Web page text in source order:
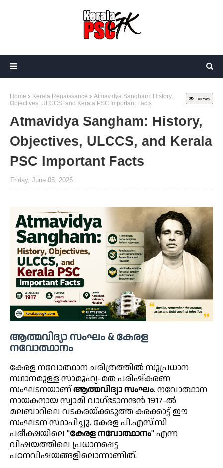
views
Home Kerala Renaissance
Atmavidya Sangham: History,
Objectives, ULCCS, and Kerala PSC Important Facts
Atmavidya Sangham: History,
Objectives, ULCCS, and Kerala
PSC Important Facts
Friday, June 05, 2026
ആത്മവിദ്യാ സംഘം & കേരള
നവോത്ഥാനം
കേരള നവോത്ഥാന ചരിത്രത്തിൽ സുപ്രധാന
സ്ഥാനമുള്ള സാമൂഹ്യ-മത പരിഷ്കരണ
സംഘടനയാണ്ആത്മവിദ്യാ സംഘം. നവോത്ഥാന
നായകനായ സ്വാമി വാഗ്ഭടാനന്ദൻ 1917-ൽ
മലബാറിലെ വടകരയ്ക്കടുത്ത കരക്കാട്ട് ഈ
സംഘടന സ്ഥാപിച്ചു. കേരള പി.എസ്.സി
പരീക്ഷയിലെ "കേരള നവോത്ഥാനം" എന്ന
വിഷയത്തിലെ പ്രധാനപ്പെട്ട
പഠനവിഷയങ്ങളിലൊന്നാണിത്.